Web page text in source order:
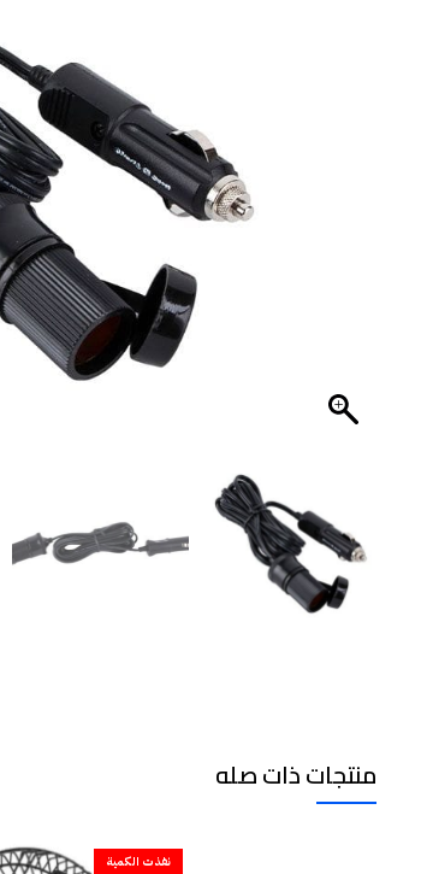
منتجات ذات صله
نفذت الكمية